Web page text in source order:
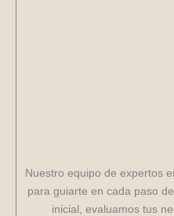
Nuestro equipo de expertos
para guiarte en cada paso
inicial, evaluamos tus